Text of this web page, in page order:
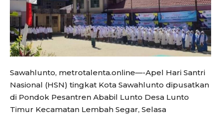
Sawahlunto, metrotalenta.online—-Apel Hari Santri
Nasional (HSN) tingkat Kota Sawahlunto dipusatkan
di Pondok Pesantren Ababil Lunto Desa Lunto
Timur Kecamatan Lembah Segar, Selasa